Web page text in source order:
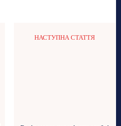
НАСТУПНА СТАТТЯ